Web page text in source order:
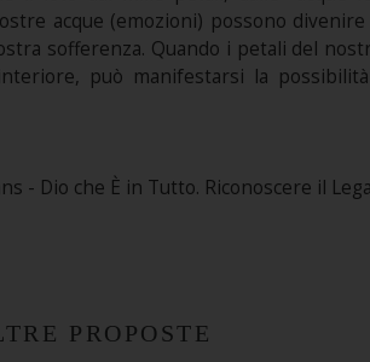
acque (emozioni) possono
sofferenza. Quando i petali del
può manifestarsi la
- Dio che È in Tutto. Riconoscere il
PROPOSTE